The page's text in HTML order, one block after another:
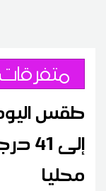
متفرقات
طقس
محليا